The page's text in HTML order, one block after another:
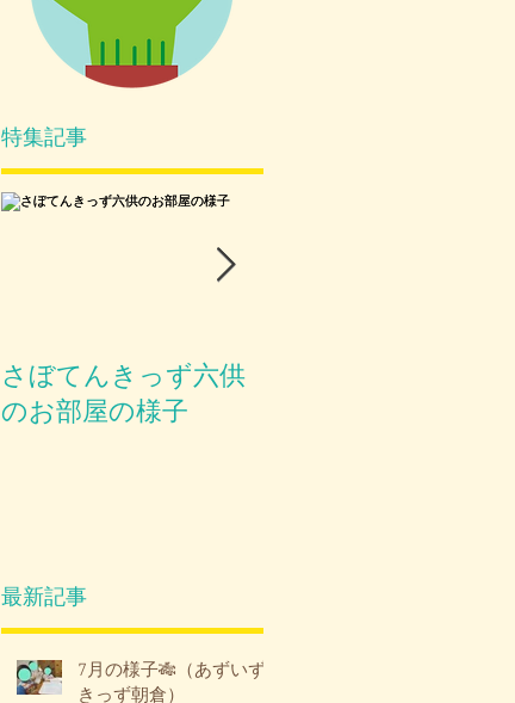
特集記事
さぼてんきっず六供
のお部屋の様子
最新記事
7月の様子🎋（あずいず
きっず朝倉）